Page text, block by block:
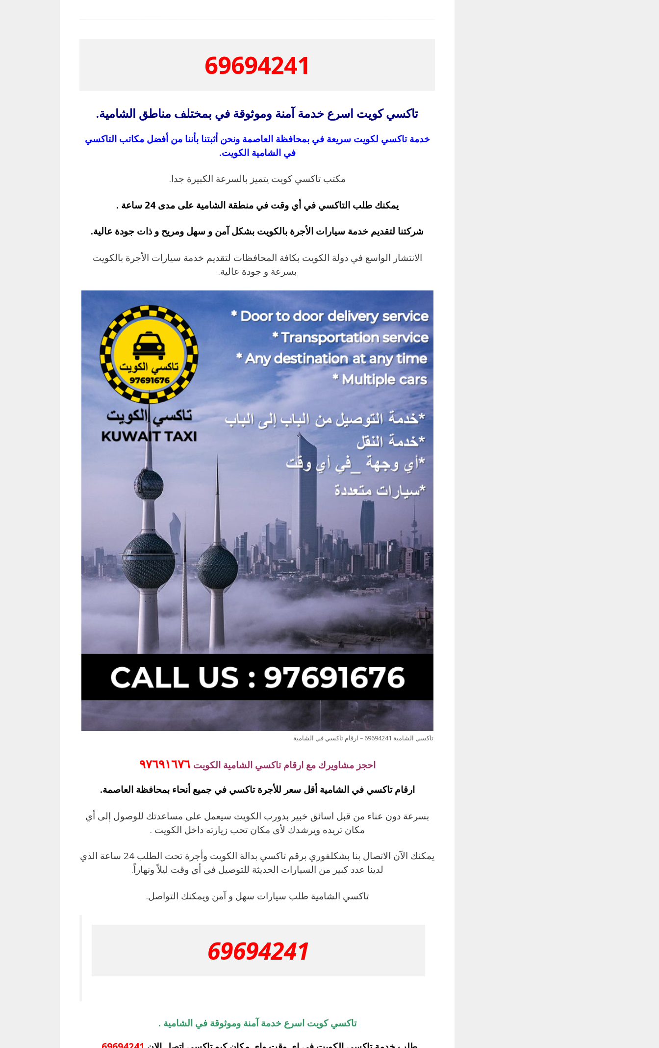
69694241
تاكسي كويت اسرع خدمة آمنة وموثوقة في بمختلف مناطق الشامية.
خدمة تاكسي لكويت سريعة في بمحافظة العاصمة ونحن أثبتنا بأننا من أفضل مكاتب التاكسي
في الشامية الكويت.
مكتب تاكسي كويت يتميز بالسرعة الكبيرة جدا.
يمكنك طلب التاكسي في أي وقت في منطقة الشامية على مدى 24 ساعة .
شركتنا لتقديم خدمة سيارات الأجرة بالكويت بشكل آمن و سهل ومريح و ذات جودة عالية.
الانتشار الواسع في دولة الكويت بكافة المحافظات لتقديم خدمة سيارات الأجرة بالكويت
بسرعة و جودة عالية.
تاكسي الشامية 69694241 – ارقام تاكسي في الشامية
احجز مشاويرك مع ارقام تاكسي الشامية الكويت ٩٧٦٩١٦٧٦
ارقام تاكسي في الشامية أقل سعر للأجرة تاكسي في جميع أنحاء بمحافظة العاصمة.
بسرعة دون عناء من قبل اسائق خبير بدورب الكويت سيعمل على مساعدتك للوصول إلى أي
مكان تريده ويرشدك لأى مكان تحب زيارته داخل الكويت .
يمكنك الآن الاتصال بنا بشكلفوري برقم تاكسي بدالة الكويت وأجرة تحت الطلب 24 ساعة الذي
لدينا عدد كبير من السيارات الحديثة للتوصيل في أي وقت ليلاً ونهاراً.
تاكسي الشامية طلب سيارات سهل و آمن ويمكنك التواصل.
69694241
تاكسي كويت اسرع خدمة آمنة وموثوقة في الشامية .